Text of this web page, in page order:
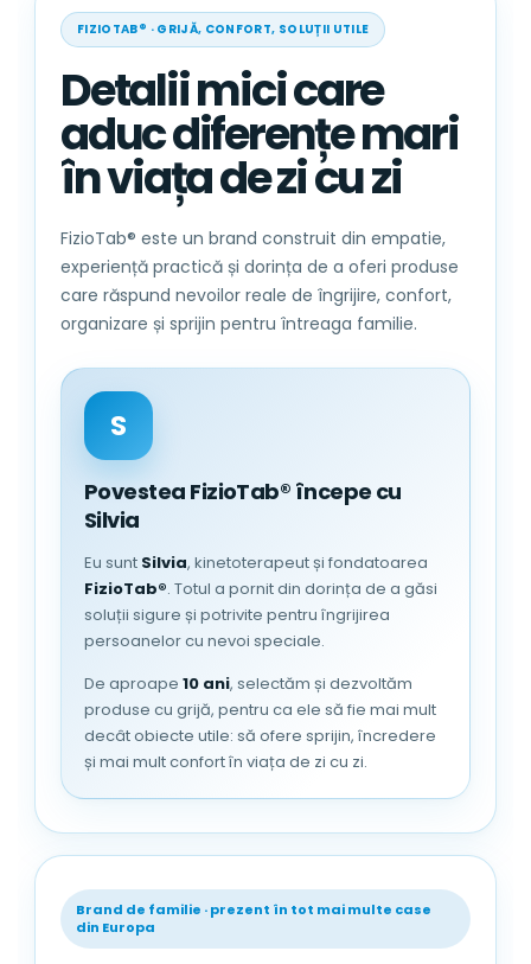
Acesta ramane igienic fata de scaunul
de toaleta, deoarece nu exista
crevase pentru patrunderea si
Protectia integrata impotriva stropirii
urinii directioneaza jetul in toaleta
pentru a reduce accidentele pe
podea;
FIZIOTAB® · GRIJĂ, CONFORT, SOLUȚII UTILE
Detalii mici care
aduc diferențe mari
în viața de zi cu zi
FizioTab® este un brand construit din empatie,
experiență practică și dorința de a oferi produse
care răspund nevoilor reale de îngrijire, confort,
organizare și sprijin pentru întreaga familie.
S
Povestea FizioTab® începe cu
Silvia
Eu sunt Silvia, kinetoterapeut și fondatoarea
FizioTab®. Totul a pornit din dorința de a găsi
soluții sigure și potrivite pentru îngrijirea
persoanelor cu nevoi speciale.
De aproape 10 ani, selectăm și dezvoltăm
produse cu grijă, pentru ca ele să fie mai mult
decât obiecte utile: să ofere sprijin, încredere
și mai mult confort în viața de zi cu zi.
Brand de familie · prezent în tot mai multe case
din Europa